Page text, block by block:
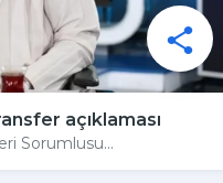
açıklaması
Sorumlusu...